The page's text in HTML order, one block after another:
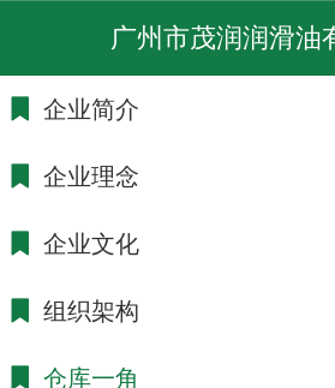
广州市茂润润滑油
企业简介
企业理念
企业文化
组织架构
仓库一角